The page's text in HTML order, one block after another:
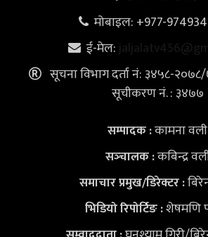
मोबाइल: +977-
ई-मेल:
सूचना विभाग दर्ता नं: ३४५८-
सूचीकरण नं. : ३४७७
सम्पादक :कामना वली
सञ्‍चालक :कबिन्द्र
समाचार प्रमुख/डिरेक्टर :
भिडियोरिपोर्टिङ :शेषमणि